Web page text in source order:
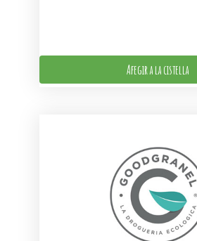
Afegir a la cistella